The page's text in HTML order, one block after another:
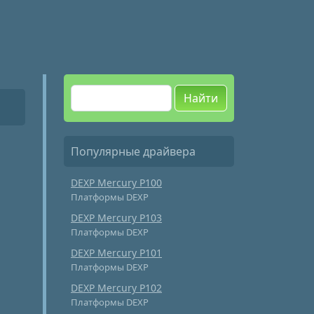
Найти
Популярные драйвера
DEXP Mercury P100
Платформы DEXP
DEXP Mercury P103
Платформы DEXP
DEXP Mercury P101
Платформы DEXP
DEXP Mercury P102
Платформы DEXP